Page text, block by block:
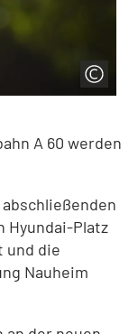
A 60 werden
Hyundai-Platz
und die
Nauheim